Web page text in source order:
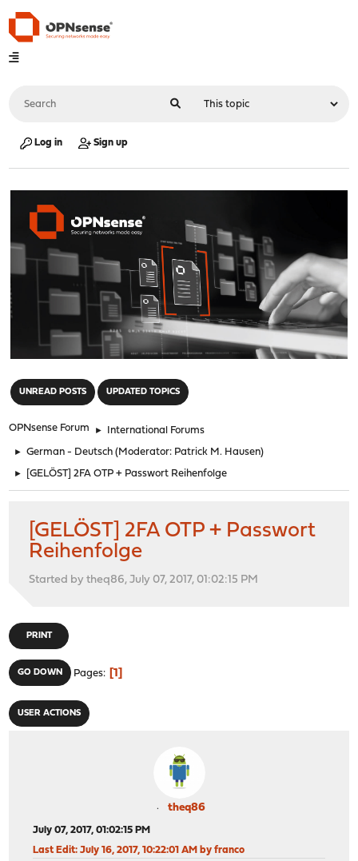
Log in Sign up
UNREAD POSTS UPDATED TOPICS
OPNsense Forum ► International Forums
► German - Deutsch (Moderator: Patrick M. Hausen)
► [GELÖST] 2FA OTP + Passwort Reihenfolge
[GELÖST] 2FA OTP + Passwort
Reihenfolge
Started by theq86, July 07, 2017, 01:02:15 PM
PRINT
GO DOWN Pages 1
USER ACTIONS
theq86
July 07, 2017, 01:02:15 PM
Last Edit: July 16, 2017, 10:22:01 AM by franco